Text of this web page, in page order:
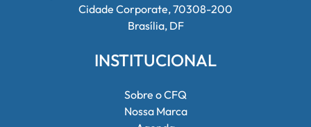
Cidade Corporate, 70308-200
Brasília, DF
INSTITUCIONAL
Sobre o CFQ
Nossa Marca